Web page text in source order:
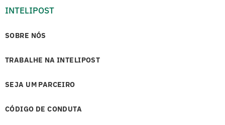
INTELIPOST
SOBRE NÓS
TRABALHE NA INTELIPOST
SEJA UM PARCEIRO
CÓDIGO DE CONDUTA